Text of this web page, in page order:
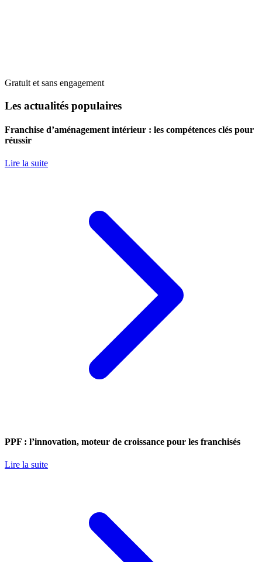
Gratuit et sans engagement
Les actualités populaires
Franchise d’aménagement intérieur : les compétences clés pour
réussir
Lire la suite
PPF : l’innovation, moteur de croissance pour les franchisés
Lire la suite